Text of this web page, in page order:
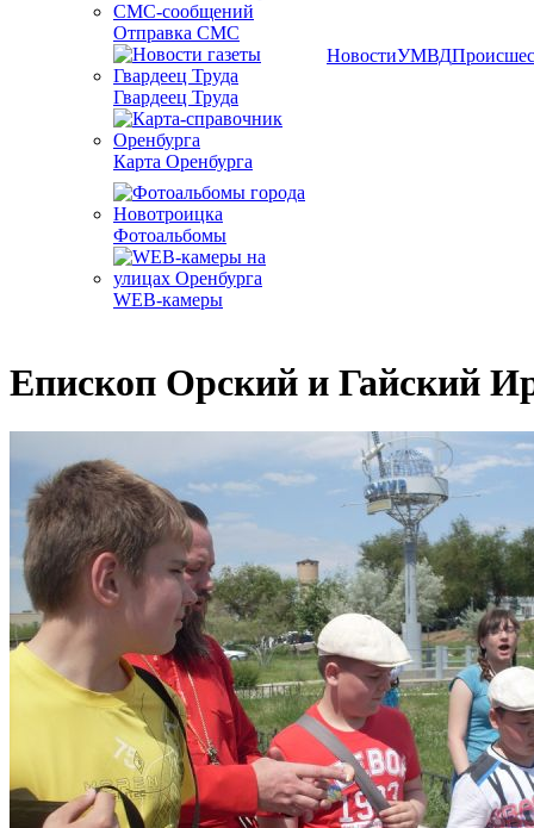
Отправка СМС
Гвардеец Труда
Карта Оренбурга
Фотоальбомы
WEB-камеры
НовостиУМВД
Епископ Орский и Гайский